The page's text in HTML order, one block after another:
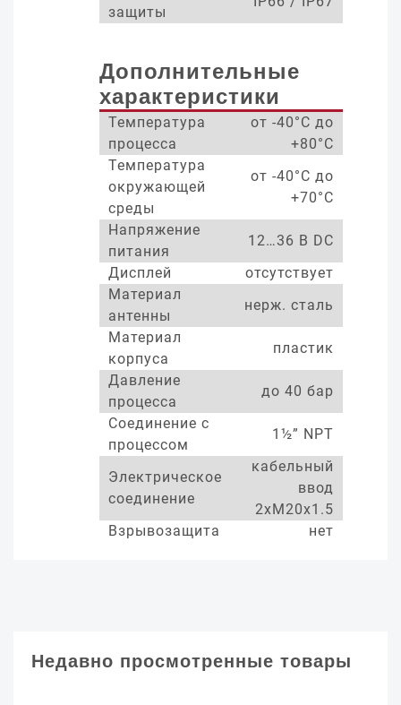
защиты
Дополнительные
характеристики
Температура
процесса
от -40°С до
+80°С
Температура
окружающей
среды
от -40°С до
+70°С
Напряжение
питания
12…36 В DC
Дисплей
отсутствует
Материал
антенны
нерж. сталь
Материал
корпуса
пластик
Давление
процесса
до 40 бар
Соединение с
процессом
1½” NPT
Электрическое
соединение
кабельный
ввод
2xM20x1.5
Взрывозащита
нет
Недавно просмотренные товары